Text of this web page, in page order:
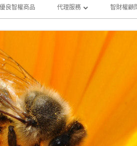
優良智權商品 代理服務 智財權顧